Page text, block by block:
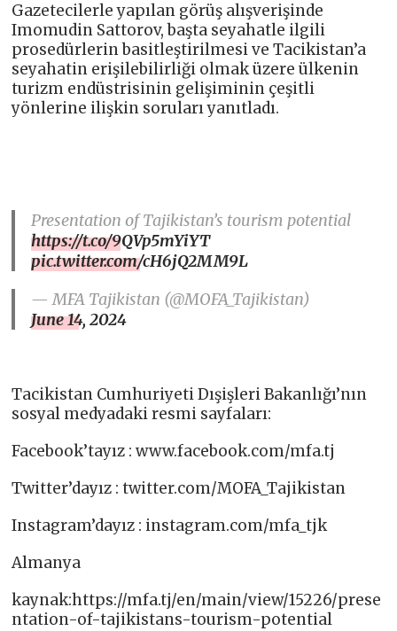
Gazetecilerle yapılan görüş alışverişinde
Imomudin Sattorov, başta seyahatle ilgili
prosedürlerin basitleştirilmesi ve Tacikistan’a
seyahatin erişilebilirliği olmak üzere ülkenin
turizm endüstrisinin gelişiminin çeşitli
yönlerine ilişkin soruları yanıtladı.
Presentation of Tajikistan’s tourism potential
https://t.co/9QVp5mYiYT
pic.twitter.com/cH6jQ2MM9L
— MFA Tajikistan (@MOFA_Tajikistan)
June 14, 2024
Tacikistan Cumhuriyeti Dışişleri Bakanlığı’nın
sosyal medyadaki resmi sayfaları:
Facebook’tayız : www.facebook.com/mfa.tj​
Twitter’dayız : twitter.com/MOFA_Tajikistan​
Instagram’dayız : instagram.com/mfa_tjk​
Almanya
kaynak:https://mfa.tj/en/main/view/15226/prese
ntation-of-tajikistans-tourism-potential